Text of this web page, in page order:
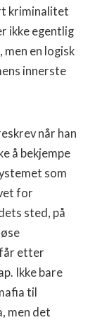
kriminalitet
ikke egentlig
en logisk
innerste
når han
å bekjempe
som
for
sted, på
etter
Ikke bare
til
men det